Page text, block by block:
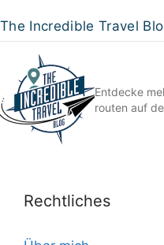
The Incredible Travel
Entdecke
routen auf
Rechtliches